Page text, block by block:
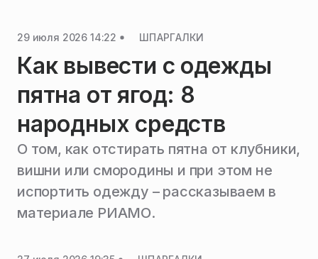
29 июля 2026 14:22 ШПАРГАЛКИ
Как вывести с одежды
пятна от ягод: 8
народных средств
О том, как отстирать пятна от клубники,
вишни или смородины и при этом не
испортить одежду – рассказываем в
материале РИАМО.